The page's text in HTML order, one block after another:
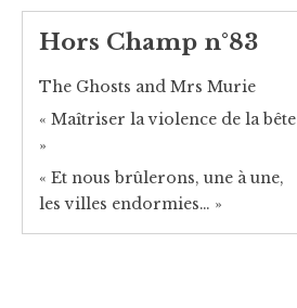
Hors Champ n°83
The Ghosts and Mrs Murie
« Maîtriser la violence de la bête
»
« Et nous brûlerons, une à une,
les villes endormies… »